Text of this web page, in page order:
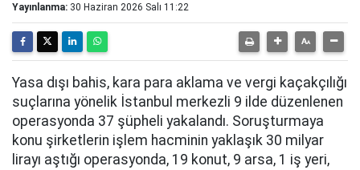
Yayınlanma: 30 Haziran 2026 Salı 11:22
Yasa dışı bahis, kara para aklama ve vergi kaçakçılığı
suçlarına yönelik İstanbul merkezli 9 ilde düzenlenen
operasyonda 37 şüpheli yakalandı. Soruşturmaya
konu şirketlerin işlem hacminin yaklaşık 30 milyar
lirayı aştığı operasyonda, 19 konut, 9 arsa, 1 iş yeri,